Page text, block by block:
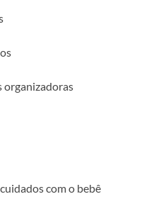
organizadoras
com o bebê